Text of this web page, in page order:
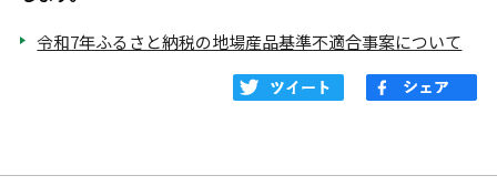
令和7年ふるさと納税の地場産品基準不適合事案について